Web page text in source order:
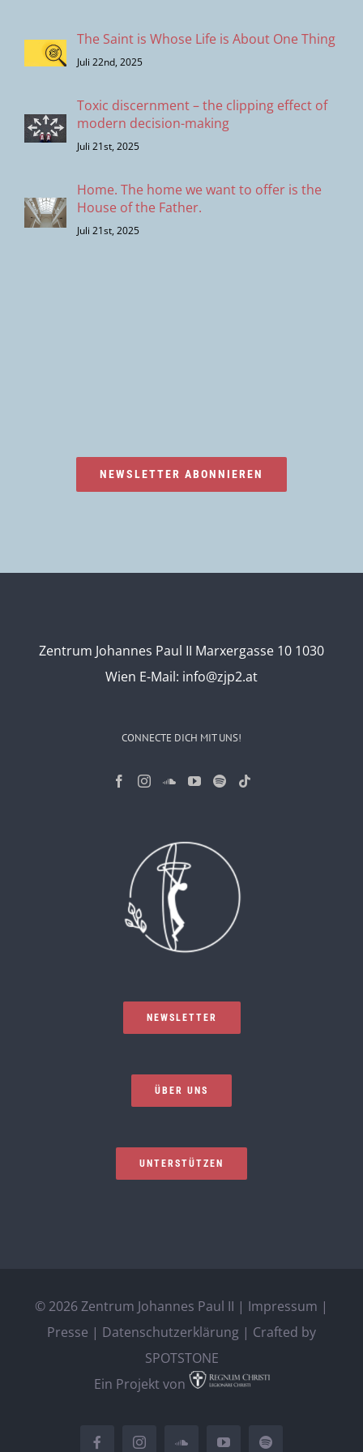
The Saint is Whose Life is About One Thing
Juli 22nd, 2025
Toxic discernment – the clipping effect of
modern decision-making
Juli 21st, 2025
Home. The home we want to offer is the
House of the Father.
Juli 21st, 2025
NEWSLETTER ABONNIEREN
Zentrum Johannes Paul II Marxergasse 10 1030
Wien E-Mail: info@zjp2.at
CONNECTE DICH MIT UNS!
NEWSLETTER
ÜBER UNS
UNTERSTÜTZEN
© 2026 Zentrum Johannes Paul II | Impressum |
Presse | Datenschutzerklärung | Crafted by
SPOTSTONE
Ein Projekt von
FacebookInstagramSoundCloudYouTubeSpotify